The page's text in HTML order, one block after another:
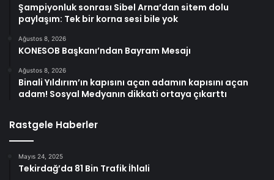
Şampiyonluk sonrası Sibel Arna’dan sitem dolu
paylaşım: Tek bir korna sesi bile yok
Ağustos 8, 2026
KONESOB Başkanı’ndan Bayram Mesajı
Ağustos 8, 2026
Binali Yıldırım’ın kapısını açan adamın kapısını açan
adam! Sosyal Medyanın dikkati ortaya çıkarttı
Rastgele Haberler
Mayıs 24, 2025
Tekirdağ’da 81 Bin Trafik İhlali